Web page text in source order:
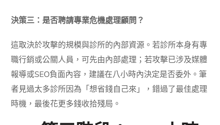
決策三：是否聘請專業危機處理顧問？
這取決於攻擊的規模與診所的內部資源。若診所本身有專
職行銷或公關人員，可先由內部處理；若攻擊已涉及媒體
報導或SEO負面內容，建議在八小時內決定是否委外。筆
者見過太多診所因為「想省錢自己來」，錯過了最佳處理
時機，最後花更多錢收拾殘局。